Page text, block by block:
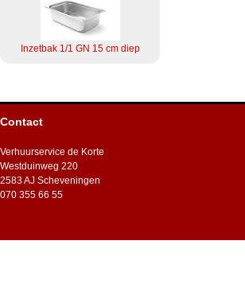
Inzetbak 1/1 GN 15 cm diep
Contact
Verhuurservice de Korte
Westduinweg 220
2583 AJ Scheveningen
070 355 66 55